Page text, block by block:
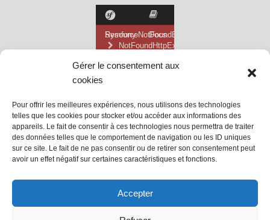
Gérer le consentement aux
cookies
Pour offrir les meilleures expériences, nous utilisons des technologies
telles que les cookies pour stocker et/ou accéder aux informations des
appareils. Le fait de consentir à ces technologies nous permettra de traiter
des données telles que le comportement de navigation ou les ID uniques
sur ce site. Le fait de ne pas consentir ou de retirer son consentement peut
avoir un effet négatif sur certaines caractéristiques et fonctions.
Accepter
@ Mairie de Grainville la Teinturière
Site propulsé par Tambour de Ville